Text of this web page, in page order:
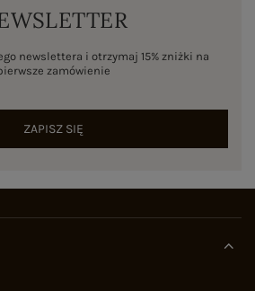
newslettera i otrzymaj 15% zniżki na
zamówienie
ZAPISZ SIĘ